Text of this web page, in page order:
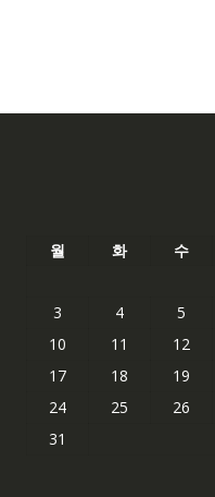
월 화 수
3
4 5
10
11 12
17
18 19
24
25 26
31